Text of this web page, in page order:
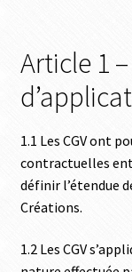
Article 1
1.1 Les CGV ont
contractuelles
définir l’étendue
Créations.
1.2 Les CGV